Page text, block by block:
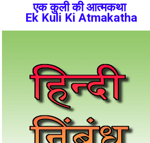
एक कुली की आत्मकथा
Ek Kuli Ki Atmakatha